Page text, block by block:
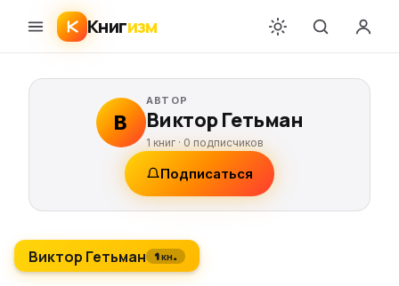
Книгизм
В
АВТОР
Виктор Гетьман
1 книг · 0 подписчиков
Подписаться
Виктор Гетьман 1 кн.